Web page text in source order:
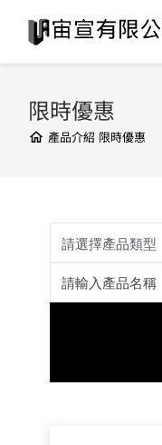
限時優惠
產品介紹 限時優惠